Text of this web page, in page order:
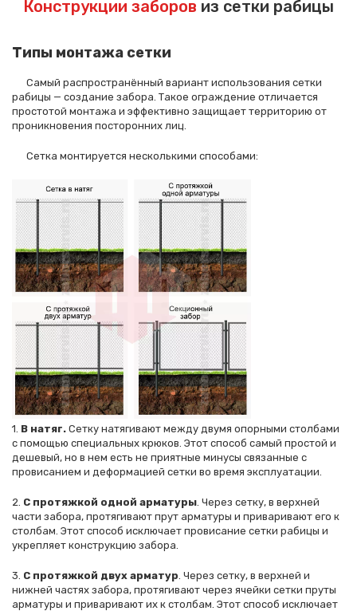
Конструкции заборов из сетки рабицы
Типы монтажа сетки
Самый распространённый вариант использования сетки
рабицы — создание забора. Такое ограждение отличается
простотой монтажа и эффективно защищает территорию от
проникновения посторонних лиц.
Сетка монтируется несколькими способами:
1. В натяг. Сетку натягивают между двумя опорными столбами
с помощью специальных крюков. Этот способ самый простой и
дешевый, но в нем есть не приятные минусы связанные с
провисанием и деформацией сетки во время эксплуатации.
2. С протяжкой одной арматуры . Через сетку, в верхней
части забора, протягивают прут арматуры и приваривают его к
столбам. Этот способ исключает провисание сетки рабицы и
укрепляет конструкцию забора.
3. С протяжкой двух арматур . Через сетку, в верхней и
нижней частях забора, протягивают через ячейки сетки пруты
арматуры и приваривают их к столбам. Этот способ исключает